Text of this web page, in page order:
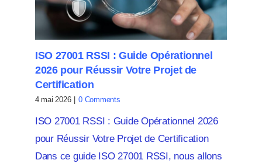
ISO 27001 RSSI : Guide Opérationnel
2026 pour Réussir Votre Projet de
Certification
4 mai 2026 0 Comments
ISO 27001 RSSI : Guide Opérationnel 2026
pour Réussir Votre Projet de Certification
Dans ce guide ISO 27001 RSSI, nous allons